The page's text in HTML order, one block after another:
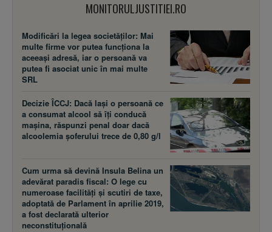
MONITORULJUSTITIEI.RO
Modificări la legea societăţilor: Mai
multe firme vor putea funcţiona la
aceeaşi adresă, iar o persoană va
putea fi asociat unic în mai multe
SRL
Decizie ÎCCJ: Dacă laşi o persoană ce
a consumat alcool să îţi conducă
maşina, răspunzi penal doar dacă
alcoolemia şoferului trece de 0,80 g/l
Cum urma să devină Insula Belina un
adevărat paradis fiscal: O lege cu
numeroase facilităţi şi scutiri de taxe,
adoptată de Parlament în aprilie 2019,
a fost declarată ulterior
neconstituţională